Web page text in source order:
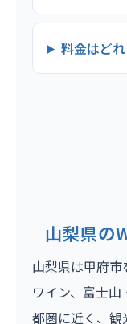
料金はど
山梨県の
山梨県は甲府
ワイン、富士
都圏に近く、観